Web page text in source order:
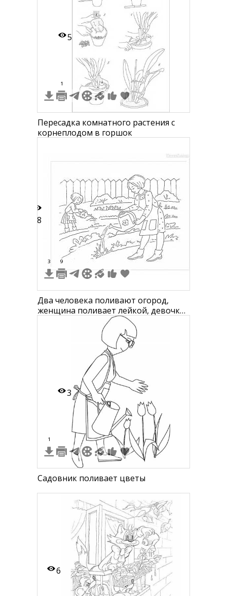
5
1
Пересадка комнатного растения с
корнеплодом в горшок
28
3 9
Два человека поливают огород,
женщина поливает лейкой, девочка
3
1
Садовник поливает цветы
6